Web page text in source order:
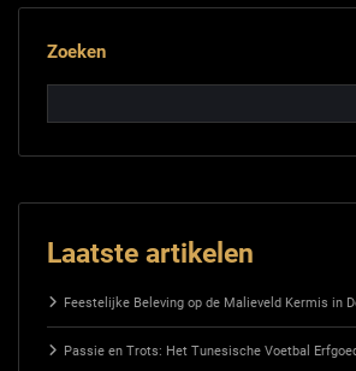
Zoeken
Laatste artikelen
Feestelijke Beleving op de Malieveld Kermis in
Passie en Trots: Het Tunesische Voetbal